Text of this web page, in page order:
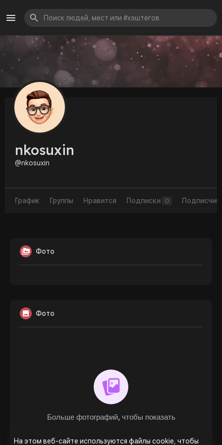
На этом веб-сайте используются файлы cookie, чтобы
nkosuxin
@nkosuxin
График Группы Нравится Подписки 0
Фото
Фото
Больше фотографий, чтобы показать